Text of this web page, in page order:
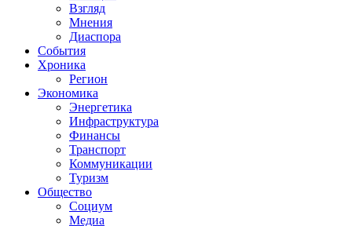
Взгляд
Мнения
Диаспора
События
Хроника
Регион
Экономика
Энергетика
Инфраструктура
Финансы
Транспорт
Коммуникации
Туризм
Общество
Социум
Медиа